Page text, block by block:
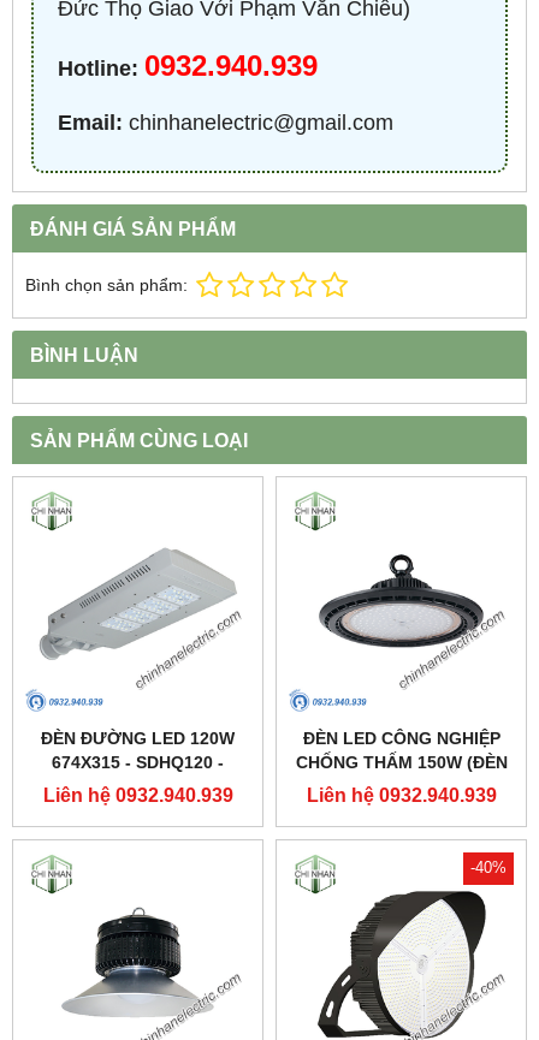
Đức Thọ Giao Với Phạm Văn Chiêu)
Hotline: 0932.940.939
Email: chinhanelectric@gmail.com
ĐÁNH GIÁ SẢN PHẨM
Bình chọn sản phẩm:
BÌNH LUẬN
SẢN PHẨM CÙNG LOẠI
ĐÈN ĐƯỜNG LED 120W
674X315 - SDHQ120 -
DUHAL
Liên hệ 0932.940.939
ĐÈN LED CÔNG NGHIỆP
CHỐNG THẤM 150W (ĐÈN
HIGHBAY NHÀ XƯỞNG) -
DDB150 - DUHAL
Liên hệ 0932.940.939
-40%